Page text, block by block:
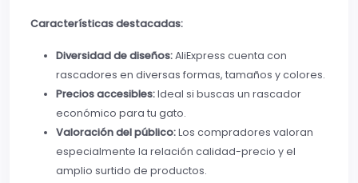
Características destacadas:
Diversidad de diseños:AliExpress cuenta con
rascadores en diversas formas, tamaños y colores.
Precios accesibles:Ideal si buscas un rascador
económico para tu gato.
Valoración del público:Los compradores valoran
especialmente la relación calidad-precio y el
amplio surtido de productos.